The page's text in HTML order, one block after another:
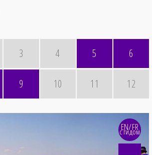
3 4 5 6
9 10 11 12
EN/FR
с гидом